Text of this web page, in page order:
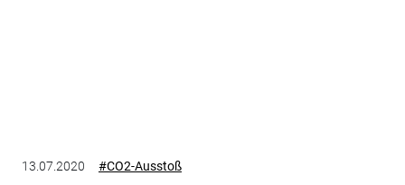
13.07.2020 #CO2-Ausstoß